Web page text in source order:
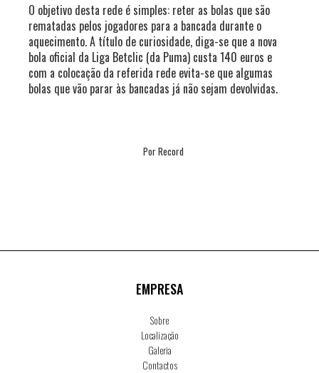
O objetivo desta rede é simples: reter as bolas que são
rematadas pelos jogadores para a bancada durante o
aquecimento. A título de curiosidade, diga-se que a nova
bola oficial da Liga Betclic (da Puma) custa 140 euros e
com a colocação da referida rede evita-se que algumas
bolas que vão parar às bancadas já não sejam devolvidas.
Por Record
EMPRESA
Sobre
Localização
Galeria
Contactos